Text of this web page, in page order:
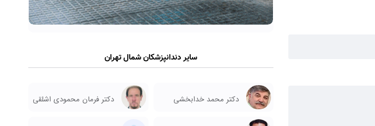
سایر دندانپزشکان شمال تهران
دکتر محمد خدابخشی دکتر فرمان محمودی اشلقی